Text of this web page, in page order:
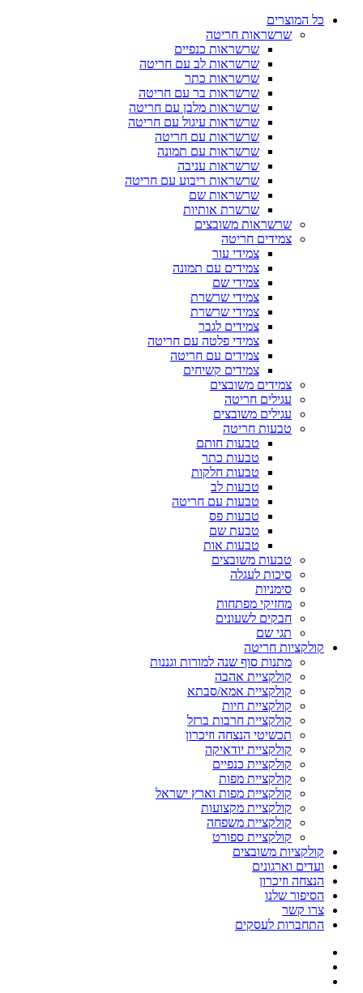
כל המוצרים
שרשראות חריטה
שרשראות כנפיים
שרשראות לב עם חריטה
שרשראות כתר
שרשראות בר עם חריטה
שרשראות מלבן עם חריטה
שרשראות עיגול עם חריטה
שרשראות עם חריטה
שרשראות עם תמונה
שרשראות עניבה
שרשראות ריבוע עם חריטה
שרשראות שם
שרשרת אותיות
שרשראות משובצים
צמידים חריטה
צמידי עור
צמידים עם תמונה
צמידי שם
צמידי שרשרת
צמידי שרשרת
צמידים לגבר
צמידי פלטה עם חריטה
צמידים עם חריטה
צמידים קשיחים
צמידים משובצים
עגילים חריטה
עגילים משובצים
טבעות חריטה
טבעות חותם
טבעות כתר
טבעות חלקות
טבעות לב
טבעות עם חריטה
טבעות פס
טבעת שם
טבעות אות
טבעות משובצים
סיכות לעגלה
סימניות
מחזיקי מפתחות
חבקים לשעונים
תגי שם
קולקציות חריטה
מתנות סוף שנה למורות וגננות
קולקציית אהבה
קולקציית אמא/סבתא
קולקציית חיות
קולקציית חרבות ברזל
תכשיטי הנצחה וזיכרון
קולקציית יודאיקה
קולקציית כנפיים
קולקציית מפות
קולקציית מפות וארץ ישראל
קולקציית מקצועות
קולקציית משפחה
קולקציית ספורט
קולקציות משובצים
ועדים וארגונים
הנצחה וזיכרון
הסיפור שלנו
צרו קשר
התחברות לעסקים